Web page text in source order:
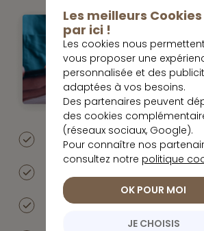
28 ansd’expérience
+55 000clients
Nos conseillers
Les meilleurs Cookies
par ici !
Les cookies nous
vous proposer une
personnalisée et des
adaptées à vos besoins.
Des partenaires peuvent
des cookies
(réseaux sociaux, Google).
Pour connaître nos
consultez notre politique
JE CHOISIS
OK POUR MOI